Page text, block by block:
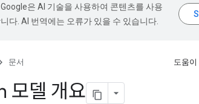
Google은 AI 기술을 사용하여 콘텐츠를 사용
다. AI 번역에는 오류가 있을 수 있습니다.
문서 도움이
모델 개요